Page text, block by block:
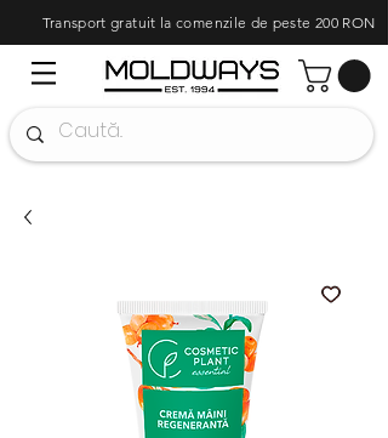
Transport gratuit la comenzile de peste 200 RON